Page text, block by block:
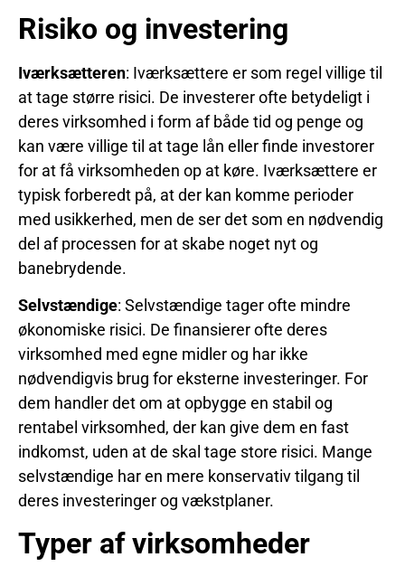
Risiko og investering
Iværksætteren: Iværksættere er som regel villige til
at tage større risici. De investerer ofte betydeligt i
deres virksomhed i form af både tid og penge og
kan være villige til at tage lån eller finde investorer
for at få virksomheden op at køre. Iværksættere er
typisk forberedt på, at der kan komme perioder
med usikkerhed, men de ser det som en nødvendig
del af processen for at skabe noget nyt og
banebrydende.
Selvstændige: Selvstændige tager ofte mindre
økonomiske risici. De finansierer ofte deres
virksomhed med egne midler og har ikke
nødvendigvis brug for eksterne investeringer. For
dem handler det om at opbygge en stabil og
rentabel virksomhed, der kan give dem en fast
indkomst, uden at de skal tage store risici. Mange
selvstændige har en mere konservativ tilgang til
deres investeringer og vækstplaner.
Typer af virksomheder